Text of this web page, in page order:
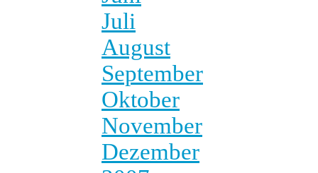
Juli
August
September
Oktober
November
Dezember